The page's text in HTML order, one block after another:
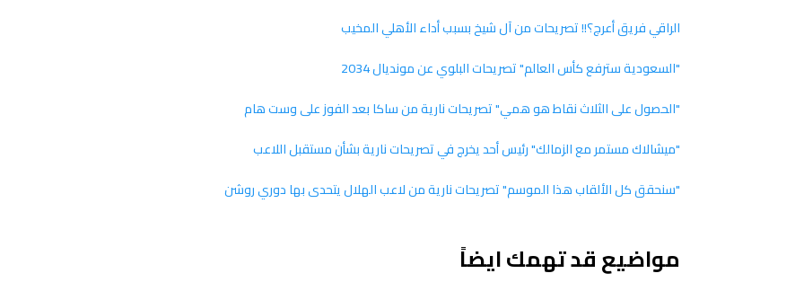
الراقي فريق أعرج؟!! تصريحات من آل شيخ بسبب أداء الأهلي المخيب
"السعودية سترفع كأس العالم" تصريحات البلوي عن مونديال 2034
"الحصول على الثلاث نقاط هو همي" تصريحات نارية من ساكا بعد الفوز على وست هام
"ميشالاك مستمر مع الزمالك" رئيس أحد يخرج في تصريحات نارية بشأن مستقبل اللاعب
"سنحقق كل الألقاب هذا الموسم" تصريحات نارية من لاعب الهلال يتحدى بها دوري روشن
مواضيع قد تهمك ايضاً